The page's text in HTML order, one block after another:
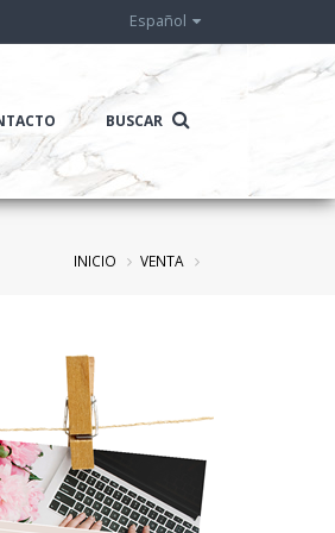
Español
BUSCAR
INICIO VENTA